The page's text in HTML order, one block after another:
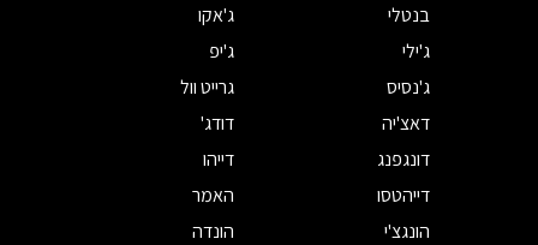
בנטלי
ג'אקו
ג'ילי
ג'יפ
ג'נסיס
גרייט וול
דאצ'יה
דודג'
דונגפנג
דייהו
דייהטסו
האמר
הונגצ'י
הונדה